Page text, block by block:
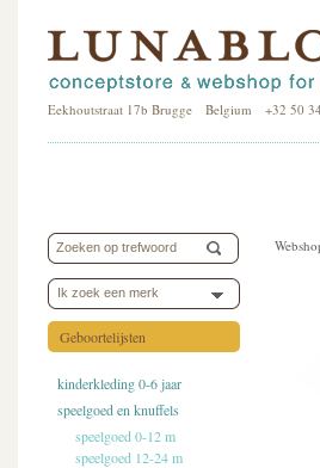
Eekhoutstraat 17b Brugge Belgium +32 50
Ik zoek een merk
Geboortelijsten
kinderkleding 0-6 jaar
speelgoed en knuffels
speelgoed 0-12 m
speelgoed 12-24 m